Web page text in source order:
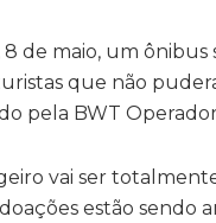
de maio, um
que não
pela BWT
vai ser
estão sendo